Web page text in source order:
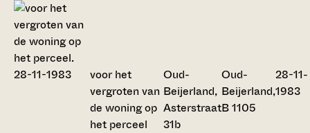
voor het
vergroten van
de woning op
het perceel
Oud-
Beijerland,
Asterstraat
31b
Oud-
Beijerland,
B 1105
28-11-
1983